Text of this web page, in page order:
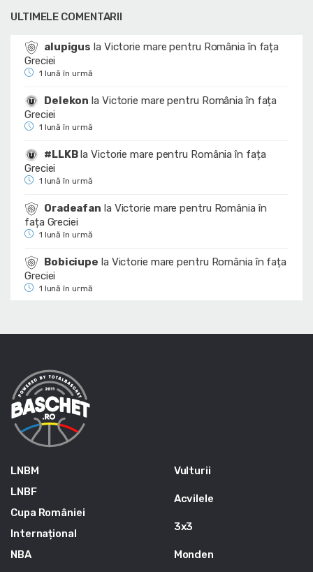
ULTIMELE COMENTARII
alupigus la Victorie mare pentru România în fața
Greciei
1 lună în urmă
Delekon la Victorie mare pentru România în fața
Greciei
1 lună în urmă
#LLKBlaVictorie mare pentru România în fața
Greciei
1 lună în urmă
Oradeafan la Victorie mare pentru România în
fața Greciei
1 lună în urmă
Bobiciupe la Victorie mare pentru România în fața
Greciei
1 lună în urmă
LNBM
LNBF
Cupa României
Internațional
NBA
Vulturii
Acvilele
3x3
Monden